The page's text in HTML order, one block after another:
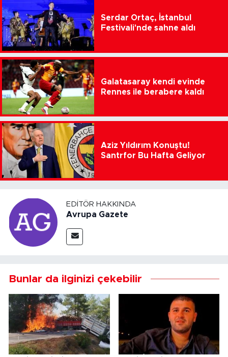
Serdar Ortaç, İstanbul
Festivali'nde sahne aldı
Galatasaray kendi evinde
Rennes ile berabere kaldı
Aziz Yıldırım Konuştu!
Santrfor Bu Hafta Geliyor
EDITÖR HAKKINDA
Avrupa Gazete
Bunlar da ilginizi çekebilir